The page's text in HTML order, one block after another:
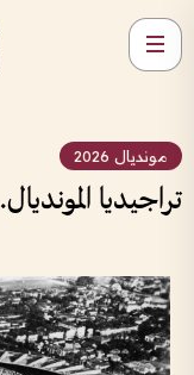
مونديال 2026
تراجيديا